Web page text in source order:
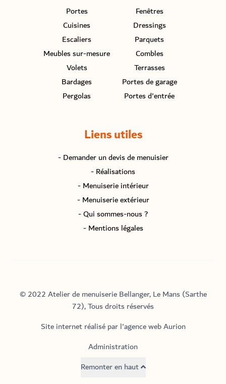
Portes
Fenêtres
Cuisines
Dressings
Escaliers
Parquets
Meubles sur-mesure
Combles
Volets
Terrasses
Bardages
Portes de garage
Pergolas
Portes d'entrée
Liens utiles
- Demander un devis de menuisier
- Réalisations
- Menuiserie intérieur
- Menuiserie extérieur
- Qui sommes-nous ?
- Mentions légales
© 2022 Atelier de menuiserie Bellanger, Le Mans (Sarthe
72), Tous droits réservés
Site internet réalisé par l'agence web Aurion
Administration
Remonter en haut